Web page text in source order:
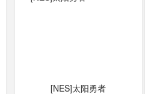
[NES]太阳勇者